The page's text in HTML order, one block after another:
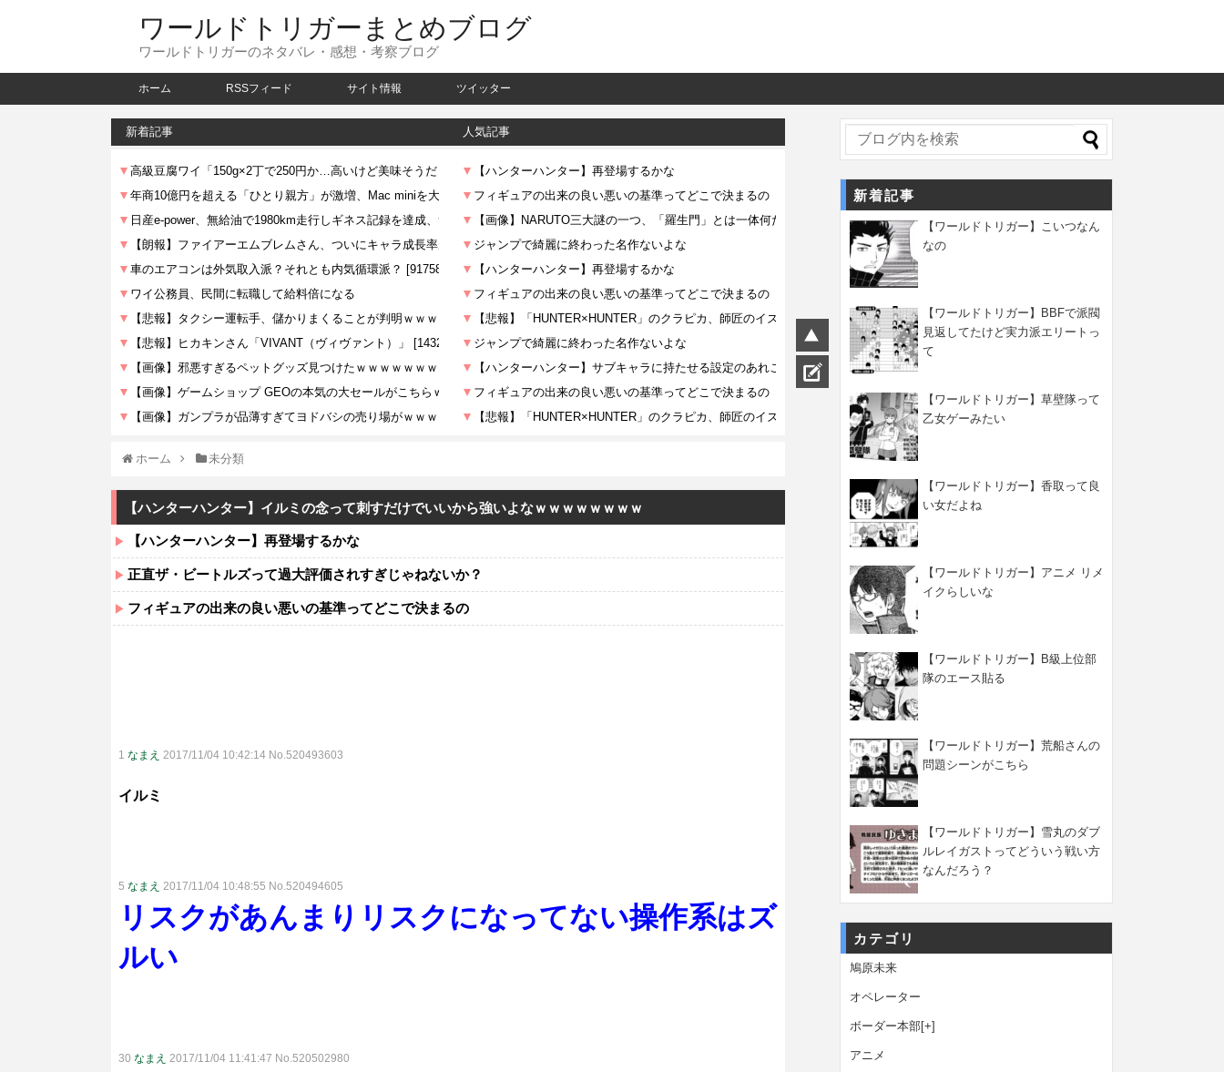
ワールドトリガーまとめブログ
ワールドトリガーのネタバレ・感想・考察ブログ
ホーム RSSフィード サイト情報 ツイッター
新着記事 人気記事
ホーム 未分類
【ハンターハンター】イルミの念って刺すだけでいいから強いよなｗｗｗｗｗｗｗｗ
【ハンターハンター】再登場するかな
正直ザ・ビートルズって過大評価されすぎじゃねないか？
フィギュアの出来の良い悪いの基準ってどこで決まるの
1 なまえ 2017/11/04 10:42:14 No.520493603
イルミ
5 なまえ 2017/11/04 10:48:55 No.520494605
リスクがあんまりリスクになってない操作系はズ
ルい
30 なまえ 2017/11/04 11:41:47 No.520502980
新着記事
【ワールドトリガー】こいつなん
なの
【ワールドトリガー】BBFで派閥
見返してたけど実力派エリートっ
て
【ワールドトリガー】草壁隊って
乙女ゲーみたい
【ワールドトリガー】香取って良
い女だよね
【ワールドトリガー】アニメ リメ
イクらしいな
【ワールドトリガー】B級上位部
隊のエース貼る
【ワールドトリガー】荒船さんの
問題シーンがこちら
【ワールドトリガー】雪丸のダブ
ルレイガストってどういう戦い方
なんだろう？
カテゴリ
鳩原未来
オペレーター
ボーダー本部[+]
アニメ